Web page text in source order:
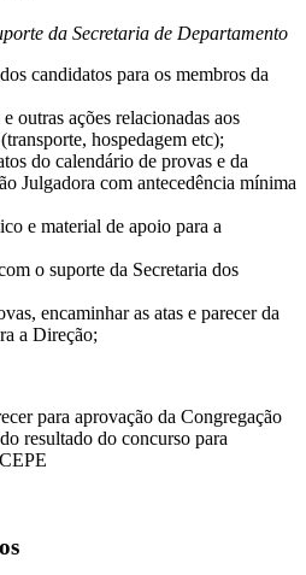
da Secretaria de Departamento
candidatos para os membros da
outras ações relacionadas aos
hospedagem etc);
do calendário de provas e da
Julgadora com antecedência mínima
e material de apoio para a
o suporte da Secretaria dos
encaminhar as atas e parecer da
a Direção;
para aprovação da Congregação
resultado do concurso para